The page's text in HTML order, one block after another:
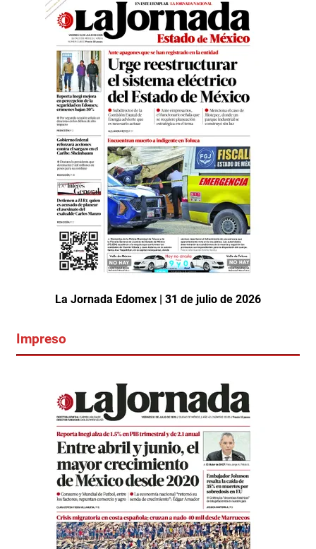
La Jornada Edomex | 31 de julio de 2026
Impreso